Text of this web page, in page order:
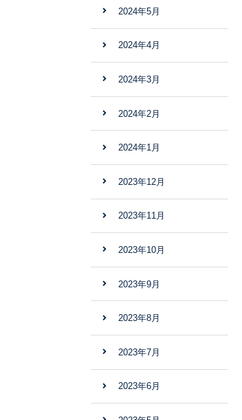
2024年5月
2024年4月
2024年3月
2024年2月
2024年1月
2023年12月
2023年11月
2023年10月
2023年9月
2023年8月
2023年7月
2023年6月